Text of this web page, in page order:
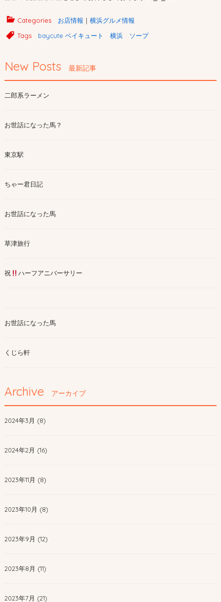
Categories お店情報 ｜ 横浜グルメ情報
Tags
baycute ベイキュート 横浜 ソープ
New Posts 最新記事
二郎系ラーメン
お世話になった馬？
東京駅
ちゃー君日記
お世話になった馬
草津旅行
祝 ハーフアニバーサリー
お世話になった馬
くじら軒
Archive アーカイブ
2024年3月 (8)
2024年2月 (16)
2023年11月 (8)
2023年10月 (8)
2023年9月 (12)
2023年8月 (11)
2023年7月 (21)